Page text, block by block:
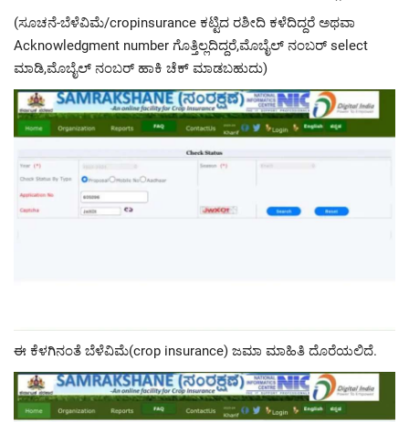
(ಸೂಚನೆ-ಬೆಳೆವಿಮೆ/cropinsurance ಕಟ್ಟಿದ ರಶೀದಿ ಕಳೆದಿದ್ದರೆ ಅಥವಾ
Acknowledgment number ಗೊತ್ತಿಲ್ಲದಿದ್ದರೆ,ಮೊಬೈಲ್ ನಂಬರ್ select
ಮಾಡಿ,ಮೊಬೈಲ್ ನಂಬರ್ ಹಾಕಿ ಚೆಕ್ ಮಾಡಬಹುದು)
ಈ ಕೆಳಗಿನಂತೆ ಬೆಳೆವಿಮೆ(crop insurance) ಜಮಾ ಮಾಹಿತಿ ದೊರೆಯಲಿದೆ.